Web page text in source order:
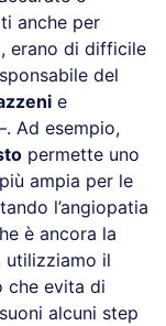
anche per
erano di difficile
del
e
Ad esempio,
permette uno
ampia per le
l’angiopatia
è ancora la
utilizziamo il
che evita di
alcuni step